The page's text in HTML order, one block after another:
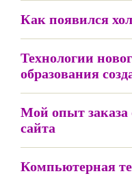
Как появился
Технологии
образования
Мой опыт заказа
сайта
Компьютерная